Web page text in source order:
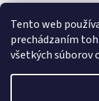
Tento web
prechádzaním
všetkých súborov